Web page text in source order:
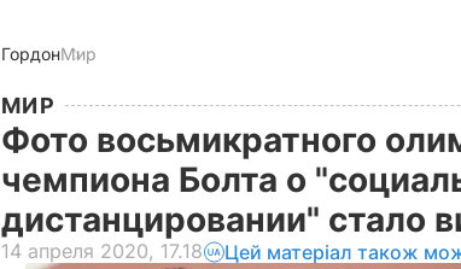
ГордонМир
МИР
Фото восьмикратного
чемпиона Болта о
дистанцировании" стало
14 апреля 2020, 17.18 Цей матеріал також